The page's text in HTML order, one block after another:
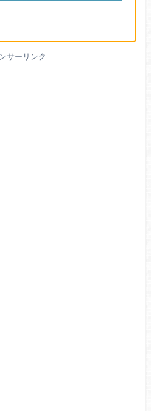
サーリンク